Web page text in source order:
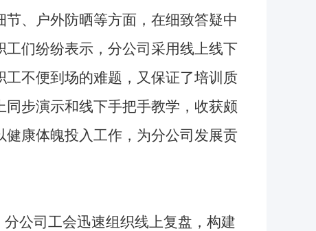
、户外防晒等方面，在细致答疑中
们纷纷表示，分公司采用线上线下
不便到场的难题，又保证了培训质
步演示和线下手把手教学，收获颇
康体魄投入工作，为分公司发展贡
公司工会迅速组织线上复盘，构建